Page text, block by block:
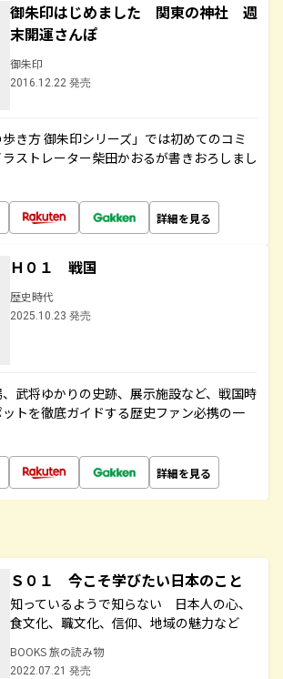
御朱印はじめました 関東の神社 週
末開運さんぽ
御朱印
2016.12.22 発売
き方 御朱印シリーズ」では初めてのコミ
ストレーター柴田かおるが書きおろしまし
詳細を見る
Ｈ０１ 戦国
歴史時代
2025.10.23 発売
武将ゆかりの史跡、展示施設など、戦国時
トを徹底ガイドする歴史ファン必携の一
詳細を見る
Ｓ０１ 今こそ学びたい日本のこと
知っているようで知らない 日本人の心、
食文化、職文化、信仰、地域の魅力など
BOOKS 旅の読み物
2022.07.21 発売